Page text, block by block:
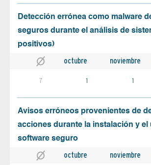
Detección errónea como malware
seguros durante el análisis de
positivos)
octubre noviembre
7 1 1
Avisos erróneos provenientes de
acciones durante la instalación y el
software seguro
octubre noviembre